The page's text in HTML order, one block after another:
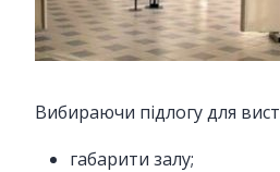
Вибираючи підлогу для
габарити залу;